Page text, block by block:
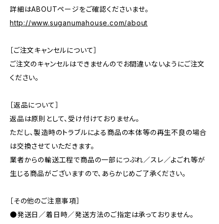
詳細はABOUTページをご確認くださいませ。
http://www.suganumahouse.com/about
［ご注文キャンセルについて］
ご注文のキャンセルはできませんのでお間違いないようにご注文
ください。
［返品について］
返品は原則として、受け付けておりません。
ただし、製造時のトラブルによる商品の本体等の再生不良の場合
は交換させていただきます。
業者からの輸送工程で商品の一部につぶれ／スレ／よごれ等が
生じる商品がございますので、あらかじめご了承ください。
［その他のご注意事項］
●発送日／着日時／発送方法のご指定は承っておりません。